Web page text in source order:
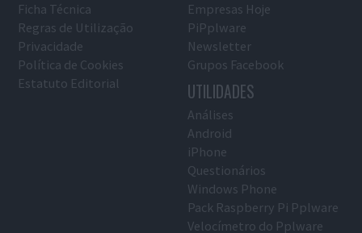
Ficha Técnica
Regras de Utilização
Privacidade
Política de Cookies
Estatuto Editorial
Empresas Hoje
PiPplware
Newsletter
Grupos Facebook
UTILIDADES
Análises
Android
iPhone
Questionários
Windows Phone
Pack Raspberry Pi Pplware
Velocímetro do Pplware